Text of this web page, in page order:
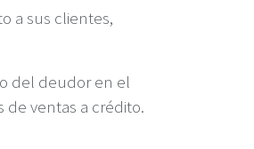
a sus clientes,
del deudor en el
ventas a crédito.